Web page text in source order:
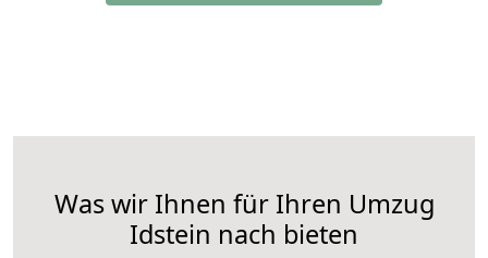
Was wir Ihnen für Ihren Umzug
Idstein nach bieten